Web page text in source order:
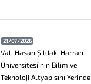
21/07/2026
Vali Hasan Şıldak, Harran
Üniversitesi’nin Bilim ve
Teknoloji Altyapısını Yerinde